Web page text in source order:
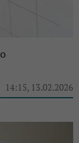
14:15, 13.02.2026